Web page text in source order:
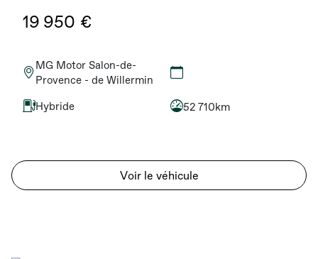
19 950 €
MG Motor Salon-de-
Provence - de Willermin
Hybride
52 710km
Voir le véhicule